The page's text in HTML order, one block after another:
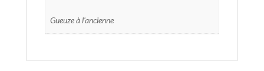
Gueuze à l'ancienne